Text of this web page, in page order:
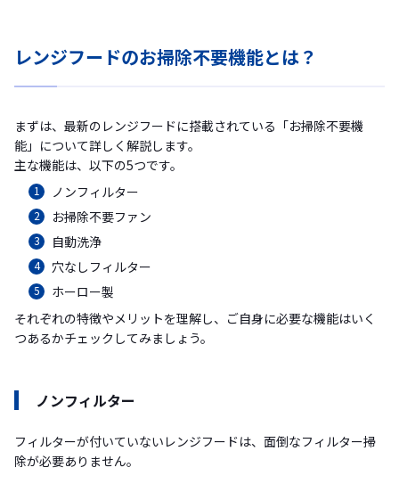
レンジフードのお掃除不要機能とは？
まずは、最新のレンジフードに搭載されている「お掃除不要機
能」について詳しく解説します。
主な機能は、以下の5つです。
ノンフィルター
お掃除不要ファン
自動洗浄
穴なしフィルター
ホーロー製
それぞれの特徴やメリットを理解し、ご自身に必要な機能はいく
つあるかチェックしてみましょう。
ノンフィルター
フィルターが付いていないレンジフードは、面倒なフィルター掃
除が必要ありません。